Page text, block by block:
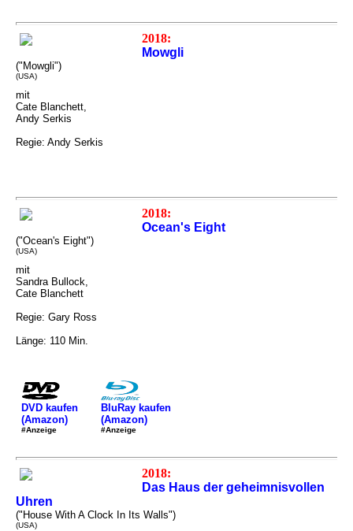
2018:
Mowgli
("Mowgli")
(USA)
mit
Cate Blanchett,
Andy Serkis
Regie: Andy Serkis
2018:
Ocean's Eight
("Ocean's Eight")
(USA)
mit
Sandra Bullock,
Cate Blanchett
Regie: Gary Ross
Länge: 110 Min.
DVD kaufen
(Amazon)
#Anzeige
BluRay kaufen
(Amazon)
#Anzeige
2018:
Das Haus der geheimnisvollen
Uhren
("House With A Clock In Its Walls")
(USA)